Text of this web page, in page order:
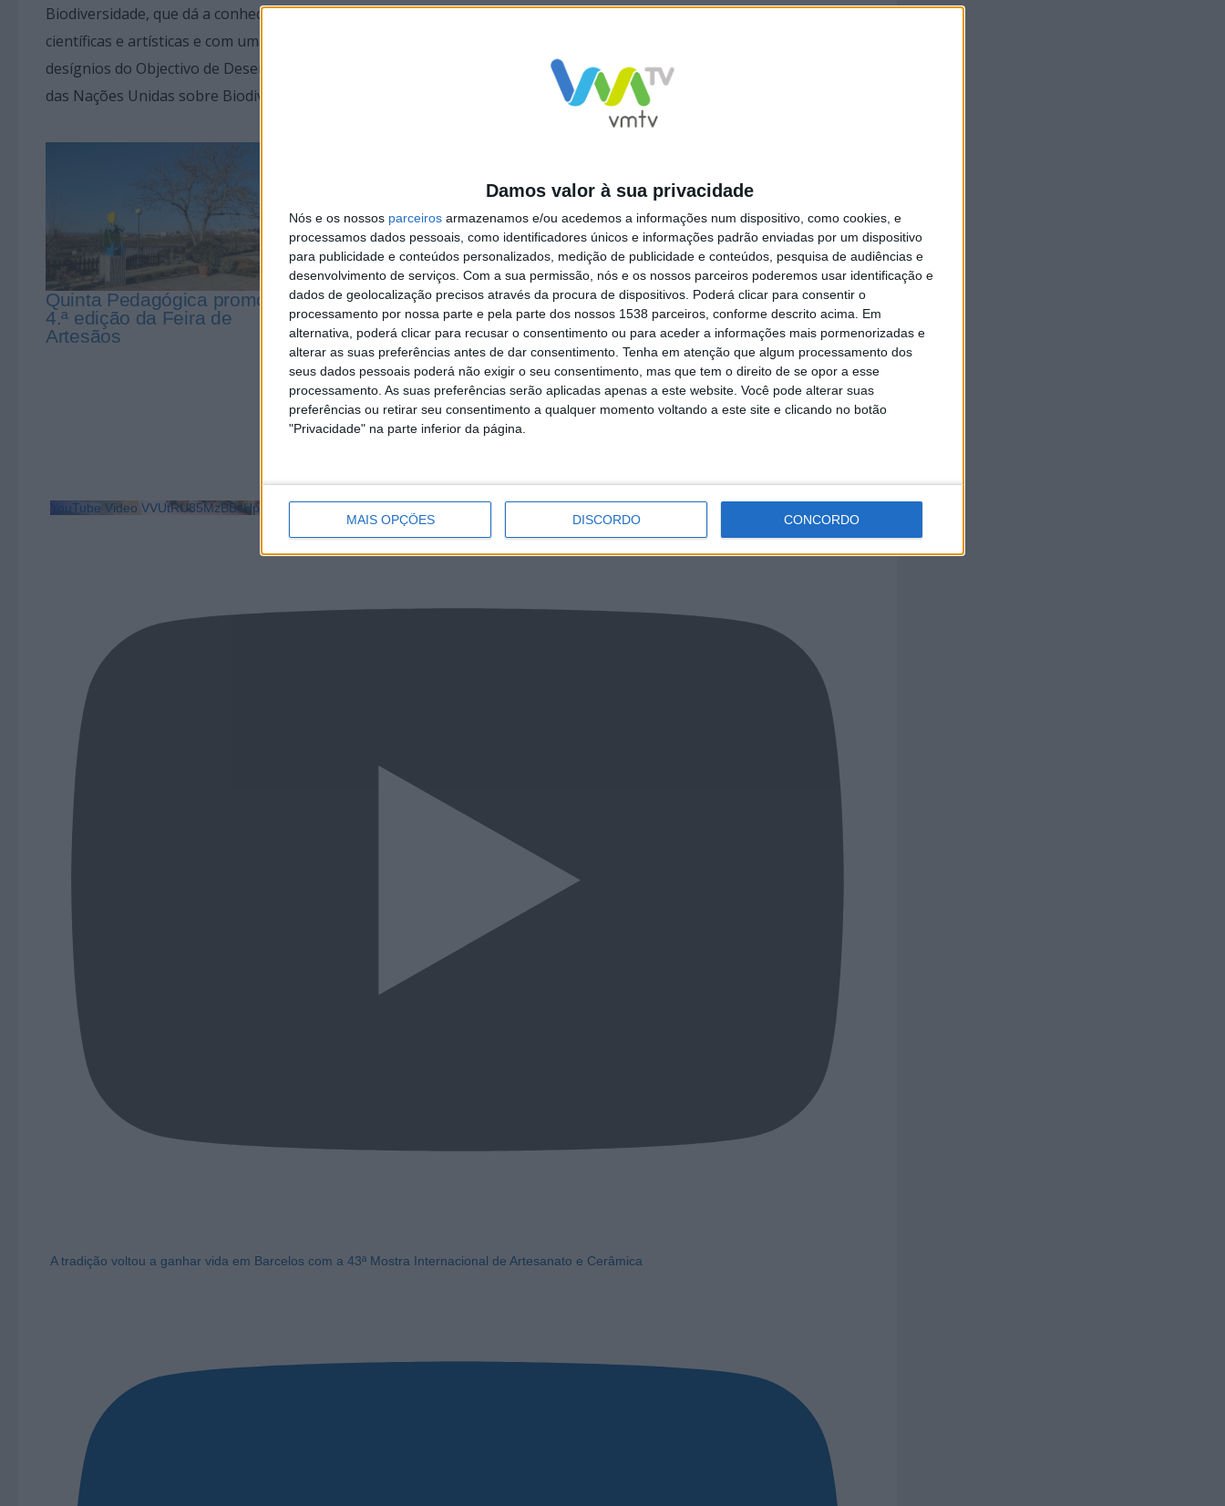
Damos valor à sua privacidade
Nós e os nossos parceiros armazenamos e/ou acedemos a informações num dispositivo, como cookies, e
processamos dados pessoais, como identificadores únicos e informações padrão enviadas por um dispositivo
para publicidade e conteúdos personalizados, medição de publicidade e conteúdos, pesquisa de audiências e
desenvolvimento de serviços. Com a sua permissão, nós e os nossos parceiros poderemos usar identificação e
dados de geolocalização precisos através da procura de dispositivos. Poderá clicar para consentir o
processamento por nossa parte e pela parte dos nossos 1538 parceiros, conforme descrito acima. Em
alternativa, poderá clicar para recusar o consentimento ou para aceder a informações mais pormenorizadas e
alterar as suas preferências antes de dar consentimento. Tenha em atenção que algum processamento dos
seus dados pessoais poderá não exigir o seu consentimento, mas que tem o direito de se opor a esse
processamento. As suas preferências serão aplicadas apenas a este website. Você pode alterar suas
preferências ou retirar seu consentimento a qualquer momento voltando a este site e clicando no botão
"Privacidade" na parte inferior da página.
MAIS OPÇÕES DISCORDO CONCORDO
Biodiversidade, que dá a conhecer a fauna e a flora do Parque de Serralves, através da exploração de metodologias
científicas e artísticas e com uma narrativa contemporânea que integra a Agenda da sustentabilidade, assente nos
desígnios do Objectivo de Desenvolvimento Sustentável da Agenda 2030, “Proteger a Vida Terrestre” e da Conferência
das Nações Unidas sobre Biodiversidade COP16.
Quinta Pedagógica promove
4.ª edição da Feira de
Artesãos
Município de braga convida
crianças a passar Férias na
Quinta Pedagógica
Quinta Pedagógica de Braga
desenvolve programa de
férias de Verão
YouTube Video VVUtRU85MzBBcHpOcU5BUnpKX0wyV1ZBLmNCa2l2ckl3RkxJ
A tradição voltou a ganhar vida em Barcelos com a 43ª Mostra Internacional de Artesanato e Cerâmica